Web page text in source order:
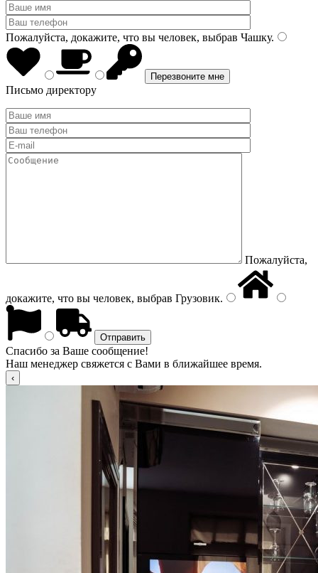
Пожалуйста, докажите, что вы человек, выбрав Чашку.
Письмо директору
Пожалуйста,
докажите, что вы человек, выбрав Грузовик.
Спасибо за Ваше сообщение!
Наш менеджер свяжется с Вами в ближайшее время.